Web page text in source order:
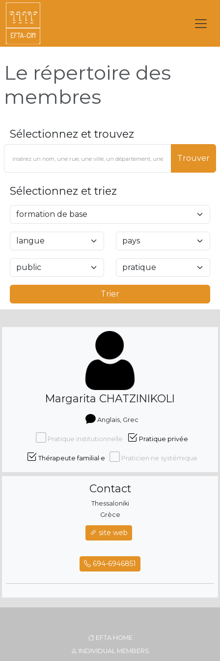
Le répertoire des
membres
Sélectionnez et trouvez
Trouver
Sélectionnez et triez
Trier
Margarita CHATZINIKOLI
Anglais, Grec
Pratique institutionnelle Pratique privée
Thérapeute familial·e Praticien·ne systémique
Contact
Thessaloniki
Grèce
site web
694-6946851
EFTA HOME
INDIVIDUAL MEMBERS